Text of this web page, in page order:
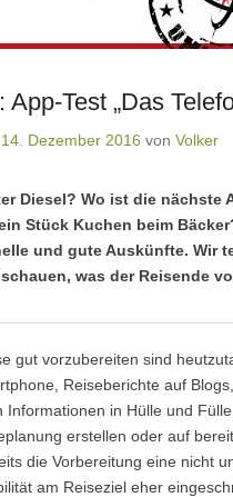
Test „Das
Dezember 2016 von Volker
Diesel? Wo ist die nächste
Stück Kuchen beim
und gute Auskünfte. Wir
was der Reisende
gut vorzubereiten sind
Reiseberichte auf
Informationen in Hülle und
erstellen oder auf
die Vorbereitung eine nicht
am Reiseziel eher